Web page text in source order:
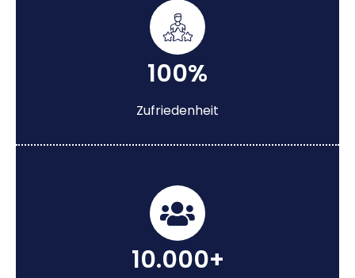
100%
Zufriedenheit
10.000+